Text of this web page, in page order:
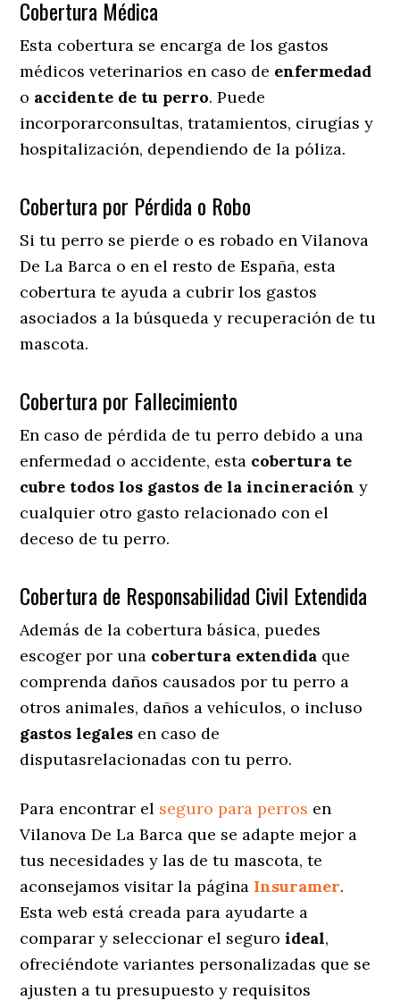
Cobertura Médica
Esta cobertura se encarga de los gastos
médicos veterinarios en caso de enfermedad
o accidente de tu perro. Puede
incorporarconsultas, tratamientos, cirugías y
hospitalización, dependiendo de la póliza.
Cobertura por Pérdida o Robo
Si tu perro se pierde o es robado en Vilanova
De La Barca o en el resto de España, esta
cobertura te ayuda a cubrir los gastos
asociados a la búsqueda y recuperación de tu
mascota.
Cobertura por Fallecimiento
En caso de pérdida de tu perro debido a una
enfermedad o accidente, esta cobertura te
cubre todos los gastos de la incineración y
cualquier otro gasto relacionado con el
deceso de tu perro.
Cobertura de Responsabilidad Civil Extendida
Además de la cobertura básica, puedes
escoger por una cobertura extendida que
comprenda daños causados por tu perro a
otros animales, daños a vehículos, o incluso
gastos legales en caso de
disputasrelacionadas con tu perro.
Para encontrar el seguro para perros en
Vilanova De La Barca que se adapte mejor a
tus necesidades y las de tu mascota, te
aconsejamos visitar la página Insuramer.
Esta web está creada para ayudarte a
comparar y seleccionar el seguroideal,
ofreciéndote variantes personalizadas que se
ajusten a tu presupuesto y requisitos